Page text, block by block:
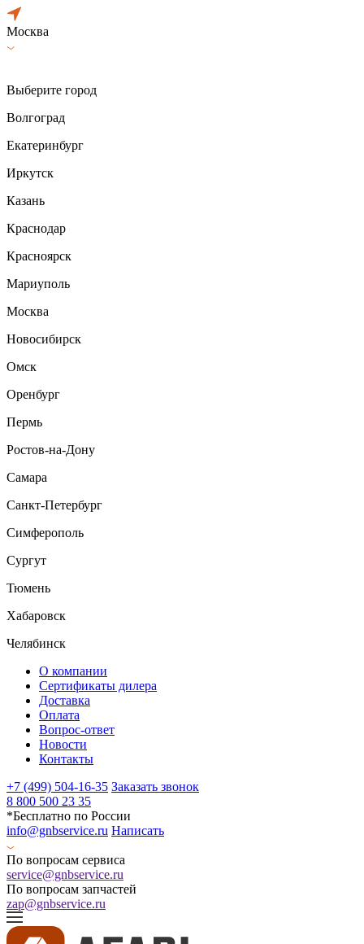
Москва
Выберите город
Волгоград
Екатеринбург
Иркутск
Казань
Краснодар
Красноярск
Мариуполь
Москва
Новосибирск
Омск
Оренбург
Пермь
Ростов-на-Дону
Самара
Санкт-Петербург
Симферополь
Сургут
Тюмень
Хабаровск
Челябинск
О компании
Сертификаты дилера
Доставка
Оплата
Вопрос-ответ
Новости
Контакты
+7 (499) 504-16-35 Заказать звонок
8 800 500 23 35
*Бесплатно по России
info@gnbservice.ru Написать
По вопросам сервиса
service@gnbservice.ru
По вопросам запчастей
zap@gnbservice.ru